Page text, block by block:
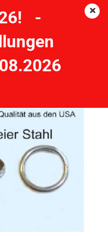
-
lbs - 45,5 kg, 10 Stück